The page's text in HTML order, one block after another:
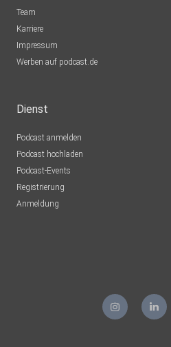
Team
Karriere
Impressum
Werben auf podcast.de
Dienst
Podcast anmelden
Podcast hochladen
Podcast-Events
Registrierung
Anmeldung